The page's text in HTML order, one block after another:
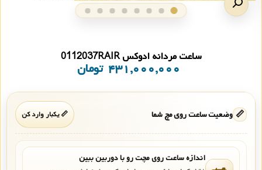
ساعت مردانه ادوکس 0112037RAIR
۴۳۱,۰۰۰,۰۰۰ تومان
📏 وضعیت ساعت روی مچ شما 📏 یکبار وارد کن
اندازه ساعت روی مچت رو با دوربین ببین